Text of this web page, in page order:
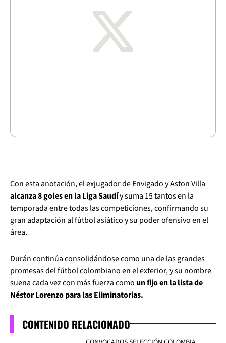
Con esta anotación, el exjugador de Envigado y Aston Villa
alcanza 8 goles en la Liga Saudíy suma 15 tantos en la
temporada entre todas las competiciones, confirmando su
gran adaptación al fútbol asiático y su poder ofensivo en el
área.
Durán continúa consolidándose como una de las grandes
promesas del fútbol colombiano en el exterior, y su nombre
suena cada vez con más fuerza como un fijo en la lista de
Néstor Lorenzo para las Eliminatorias.
CONTENIDO RELACIONADO